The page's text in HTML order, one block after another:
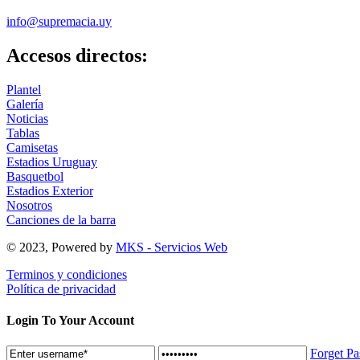
info@supremacia.uy
Accesos directos:
Plantel
Galería
Noticias
Tablas
Camisetas
Estadios Uruguay
Basquetbol
Estadios Exterior
Nosotros
Canciones de la barra
© 2023, Powered by MKS - Servicios Web
Terminos y condiciones
Política de privacidad
Login To Your Account
Forget